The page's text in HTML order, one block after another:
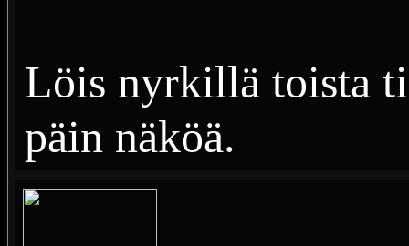
Löis nyrkillä toista
päin näköä.